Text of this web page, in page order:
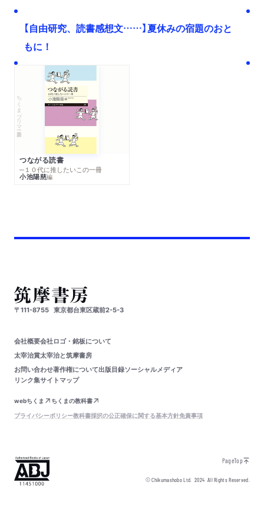
【自由研究、読書感想文……】夏休みの宿題のおと
もに！
ちくまプリマー新書
つながる読書
─１０代に推したいこの一冊
小池陽慈編
〒111-8755 東京都台東区蔵前2-5-3
会社概要会社ロゴ・銘板について
太宰治賞太宰治と筑摩書房
お問い合わせ著作権について出版目録ソーシャルメディア
リンク集サイトマップ
webちくま
ちくまの教科書
プライバシーポリシー教科書採択の公正確保に関する基本方針免責事項
PageTop
© Chikumashobo Ltd.2024 All Rights Reserved.